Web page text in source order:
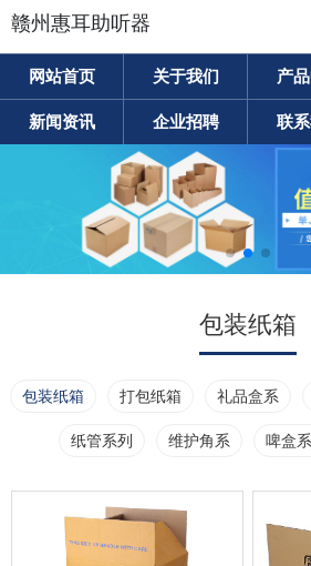
赣州惠耳助听器
网站首页 关于我们 产
新闻资讯 企业招聘 联
包装纸箱
包装纸箱 打包纸箱 礼品盒系
纸管系列 维护角系 啤盒